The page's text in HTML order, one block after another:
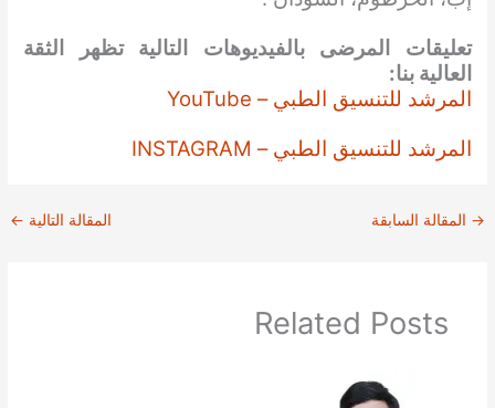
تعليقات المرضى بالفيديوهات التالية تظهر الثقة
العالية بنا:
المرشد للتنسيق الطبي – YouTube
المرشد للتنسيق الطبي – INSTAGRAM
→ المقالة السابقة المقالة التالية ←
Related Posts